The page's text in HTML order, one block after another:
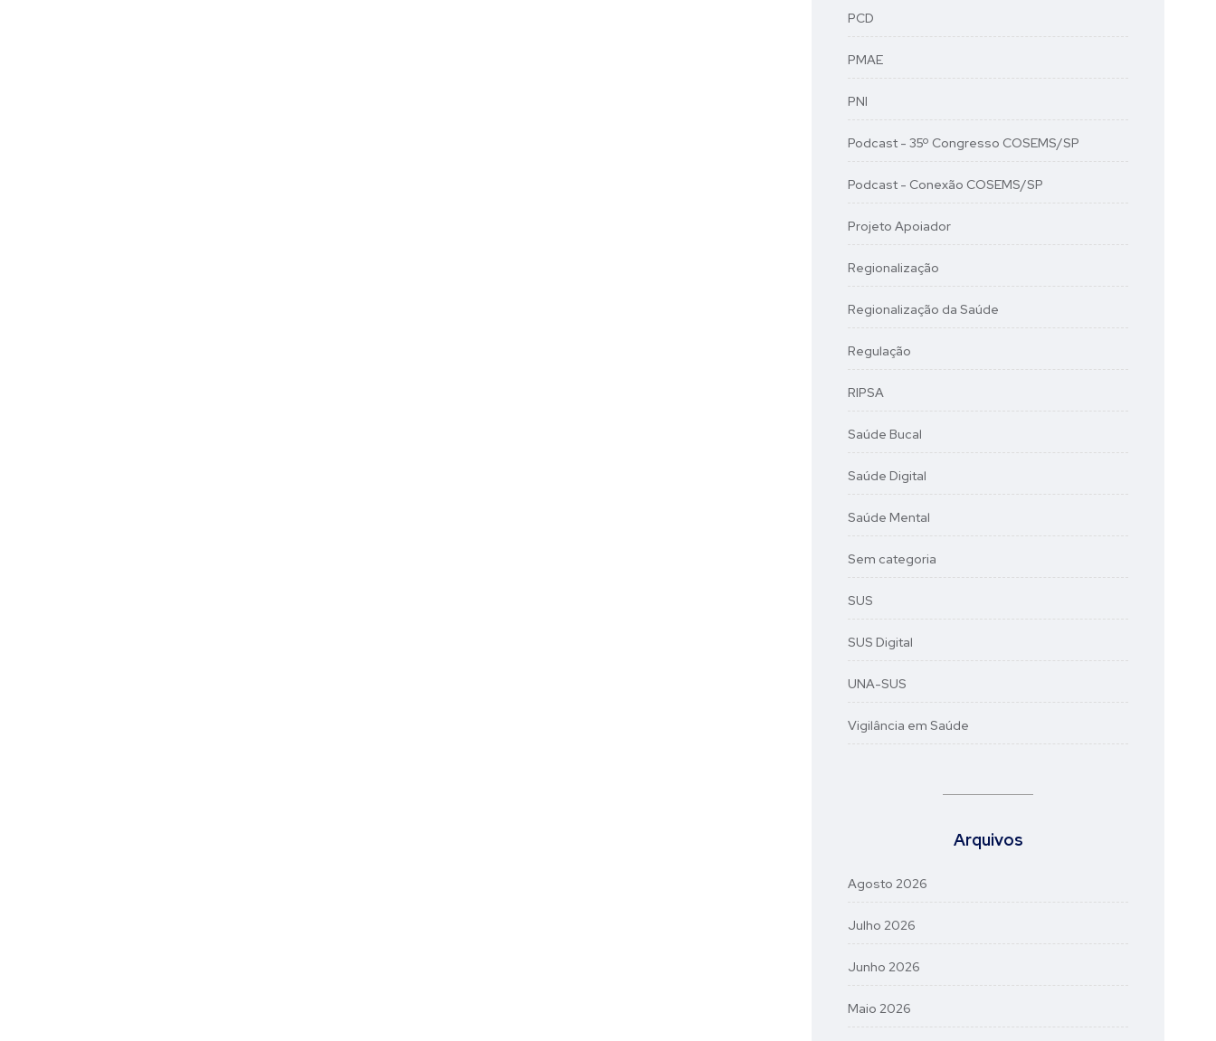
PCD
PMAE
PNI
Podcast - 35º Congresso COSEMS/SP
Podcast - Conexão COSEMS/SP
Projeto Apoiador
Regionalização
Regionalização da Saúde
Regulação
RIPSA
Saúde Bucal
Saúde Digital
Saúde Mental
Sem categoria
SUS
SUS Digital
UNA-SUS
Vigilância em Saúde
Arquivos
Agosto 2026
Julho 2026
Junho 2026
Maio 2026